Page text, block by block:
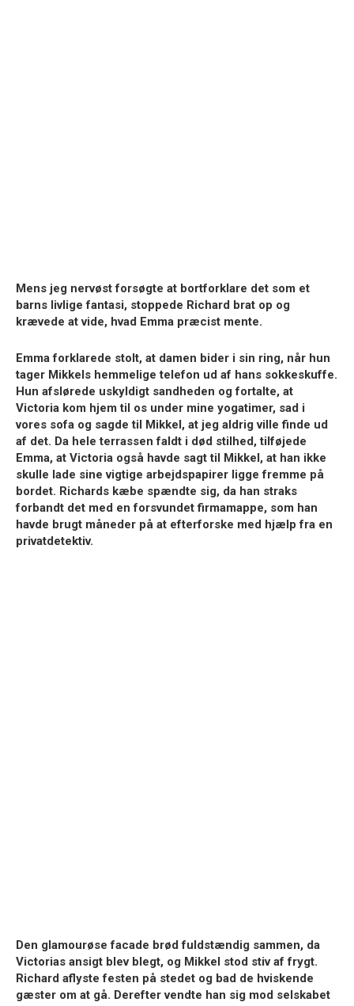
Mens jeg nervøst forsøgte at bortforklare det som et
barns livlige fantasi, stoppede Richard brat op og
krævede at vide, hvad Emma præcist mente.
Emma forklarede stolt, at damen bider i sin ring, når hun
tager Mikkels hemmelige telefon ud af hans sokkeskuffe.
Hun afslørede uskyldigt sandheden og fortalte, at
Victoria kom hjem til os under mine yogatimer, sad i
vores sofa og sagde til Mikkel, at jeg aldrig ville finde ud
af det. Da hele terrassen faldt i død stilhed, tilføjede
Emma, at Victoria også havde sagt til Mikkel, at han ikke
skulle lade sine vigtige arbejdspapirer ligge fremme på
bordet. Richards kæbe spændte sig, da han straks
forbandt det med en forsvundet firmamappe, som han
havde brugt måneder på at efterforske med hjælp fra en
privatdetektiv.
Den glamourøse facade brød fuldstændig sammen, da
Victorias ansigt blev blegt, og Mikkel stod stiv af frygt.
Richard aflyste festen på stedet og bad de hviskende
gæster om at gå. Derefter vendte han sig mod selskabet